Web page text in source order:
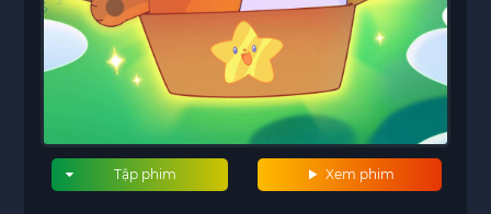
Xem phim
Tập phim